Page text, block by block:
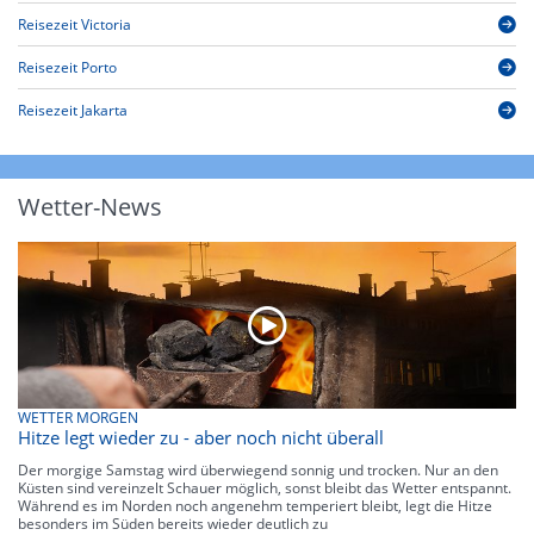
Reisezeit Victoria
Reisezeit Porto
Reisezeit Jakarta
Wetter-News
WETTER MORGEN
Hitze legt wieder zu - aber noch nicht überall
Der morgige Samstag wird überwiegend sonnig und trocken. Nur an den
Küsten sind vereinzelt Schauer möglich, sonst bleibt das Wetter entspannt.
Während es im Norden noch angenehm temperiert bleibt, legt die Hitze
besonders im Süden bereits wieder deutlich zu